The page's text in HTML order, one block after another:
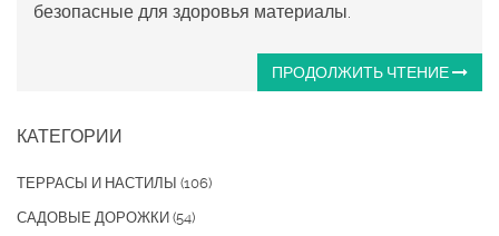
безопасные для здоровья материалы.
ПРОДОЛЖИТЬ ЧТЕНИЕ
КАТЕГОРИИ
ТЕРРАСЫ И НАСТИЛЫ (106)
САДОВЫЕ ДОРОЖКИ (54)